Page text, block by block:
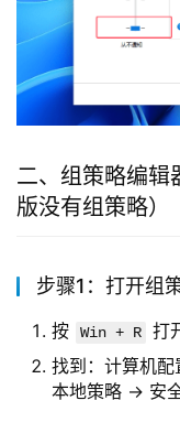
二、组策略编辑
版没有组策略）
步骤1：打开组
按 Win + R 打
找到：计算机
本地策略 → 安